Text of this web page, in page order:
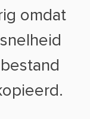
omdat